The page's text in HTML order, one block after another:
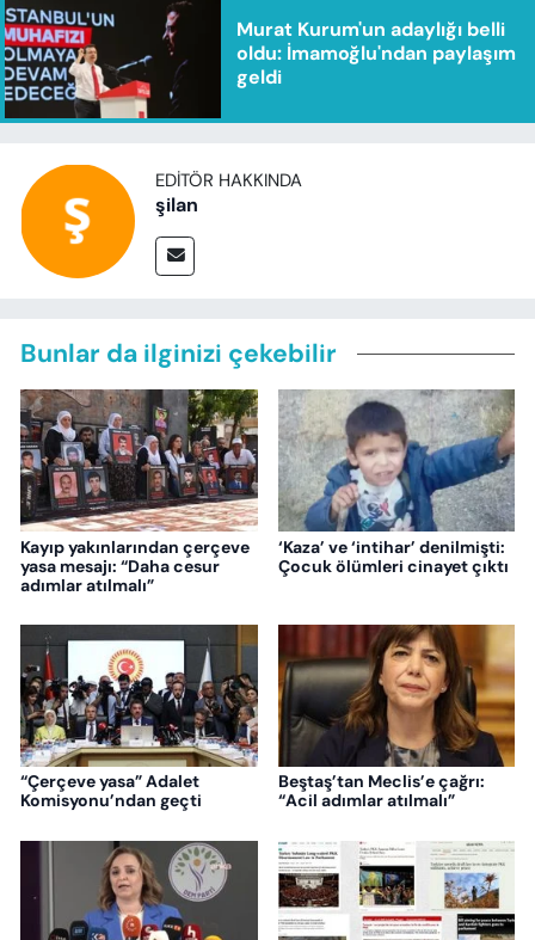
Murat Kurum'un adaylığı belli
oldu: İmamoğlu'ndan paylaşım
geldi
EDITÖR HAKKINDA
şilan
Bunlar da ilginizi çekebilir
Kayıp yakınlarından çerçeve
yasa mesajı: “Daha cesur
adımlar atılmalı”
‘Kaza’ ve ‘intihar’ denilmişti:
Çocuk ölümleri cinayet çıktı
“Çerçeve yasa” Adalet
Komisyonu’ndan geçti
Beştaş’tan Meclis’e çağrı:
“Acil adımlar atılmalı”